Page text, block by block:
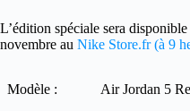
L’édition spéciale sera
novembre au Nike Store.fr (à 9
Modèle :
Air Jordan 5